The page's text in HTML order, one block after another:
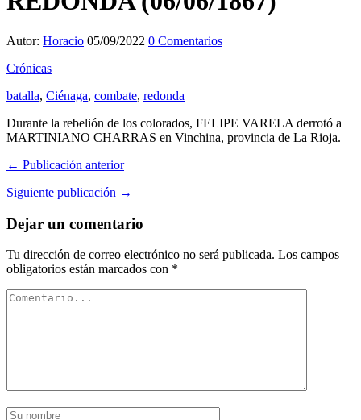
Autor: Horacio 05/09/2022 0 Comentarios
Crónicas
batalla, Ciénaga, combate, redonda
Durante la rebelión de los colorados, FELIPE VARELA derrotó a
MARTINIANO CHARRAS en Vinchina, provincia de La Rioja.
← Publicación anterior
Siguiente publicación →
Dejar un comentario
Tu dirección de correo electrónico no será publicada. Los campos
obligatorios están marcados con *